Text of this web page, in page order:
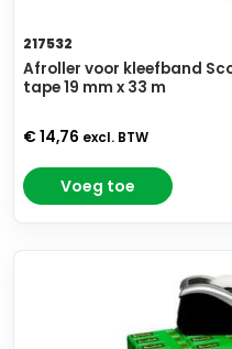
217532
Afroller voor kleefband
tape 19 mm x 33 m
€ 14,76 excl. BTW
Voeg toe